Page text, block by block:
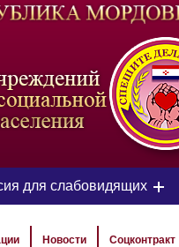
для слабовидящих
ЦВЕТОВАЯ СХЕМА
Новости Соцконтракт